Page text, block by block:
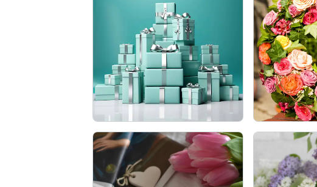
匿名で評価できますので、
ご利用なさったことは
誰にもわかりません！
どうぞ安心してお話してください！
あなたが明日から笑顔になれますように☘️
羽が生えたように心が軽くなりますように☘️
今日があなたにとって素敵な一日になりますように☘️
あなたとのご縁を楽しみにしております❤️